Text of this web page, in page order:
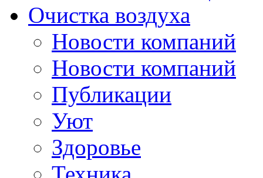
Очистка воздуха
Новости компаний
Новости компаний
Публикации
Уют
Здоровье